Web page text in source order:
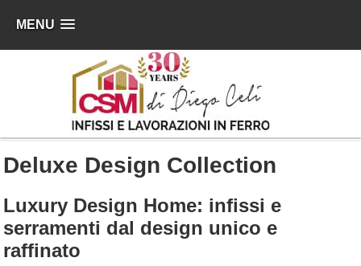
MENU
Deluxe Design Collection
Luxury Design Home: infissi e
serramenti dal design unico e
raffinato